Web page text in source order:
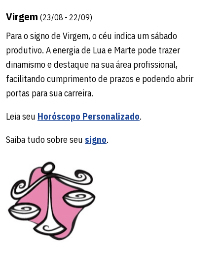
Virgem (23/08 - 22/09)
Para o signo de Virgem, o céu indica um sábado
produtivo. A energia de Lua e Marte pode trazer
dinamismo e destaque na sua área profissional,
facilitando cumprimento de prazos e podendo abrir
portas para sua carreira.
Leia seu Horóscopo Personalizado.
Saiba tudo sobre seu signo.